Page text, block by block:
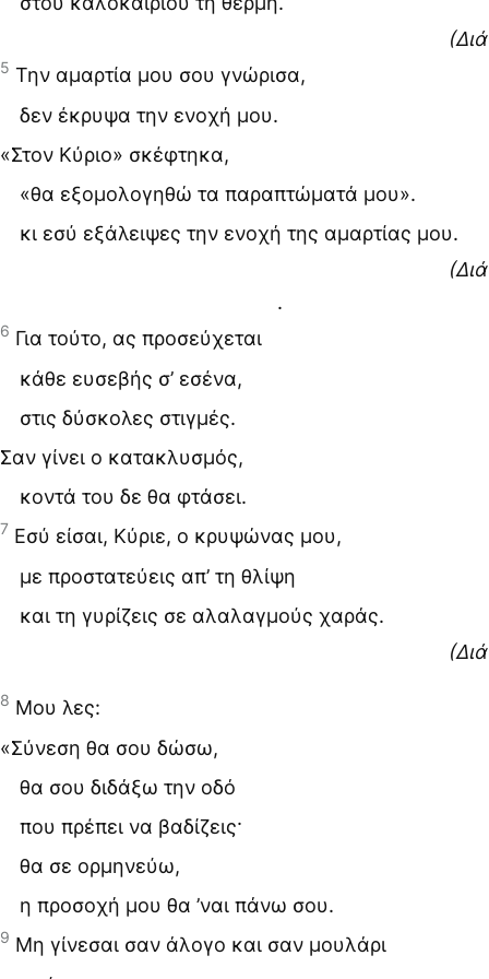
5 Την αμαρτία μου σου γνώρισα,
δεν έκρυψα την ενοχή μου.
«Στον Κύριο» σκέφτηκα,
«θα εξομολογηθώ τα παραπτώματά μου».
κι εσύ εξάλειψες την ενοχή της αμαρτίας μου.
.
6 Για τούτο, ας προσεύχεται
κάθε ευσεβής σ’ εσένα,
στις δύσκολες στιγμές.
Σαν γίνει ο κατακλυσμός,
κοντά του δε θα φτάσει.
7 Εσύ είσαι, Κύριε, ο κρυψώνας μου,
με προστατεύεις απ’ τη θλίψη
και τη γυρίζεις σε αλαλαγμούς χαράς.
8 Μου λες:
«Σύνεση θα σου δώσω,
θα σου διδάξω την οδό
που πρέπει να βαδίζεις·
θα σε ορμηνεύω,
η προσοχή μου θα ’ναι πάνω σου.
9 Μη γίνεσαι σαν άλογο και σαν μουλάρι